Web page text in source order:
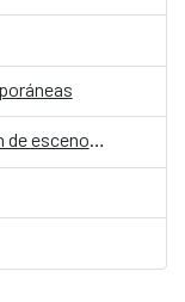
Conferencia sobre diseño y producción de escenografía contemporánea